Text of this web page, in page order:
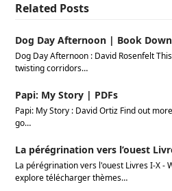
Related Posts
Dog Day Afternoon | Book
Dog Day Afternoon : David Rosenfelt
twisting corridors…
Papi: My Story | PDFs
Papi: My Story : David Ortiz Find out
go…
La pérégrination vers l’ouest
La pérégrination vers l'ouest Livres I-X -
explore télécharger thèmes…